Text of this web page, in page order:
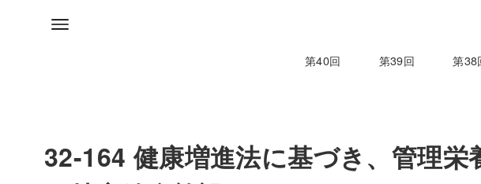
第40回 第39回 第38
32-164 健康増進法に基づき、管理